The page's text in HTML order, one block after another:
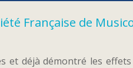
Française de
et déjà démontré les